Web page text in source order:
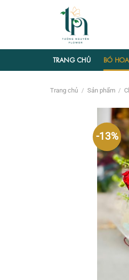
TRANG CHỦ BÓ HOA
Trang chủ / Sản phẩm /
-13%